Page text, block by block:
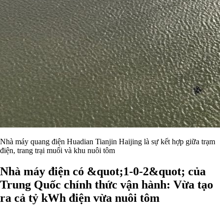
Nhà máy quang điện Huadian Tianjin Haijing là sự kết hợp giữa trạm
điện, trang trại muối và khu nuôi tôm
Nhà máy điện có &quot;1-0-2&quot; của
Trung Quốc chính thức vận hành: Vừa tạo
ra cả tỷ kWh điện vừa nuôi tôm